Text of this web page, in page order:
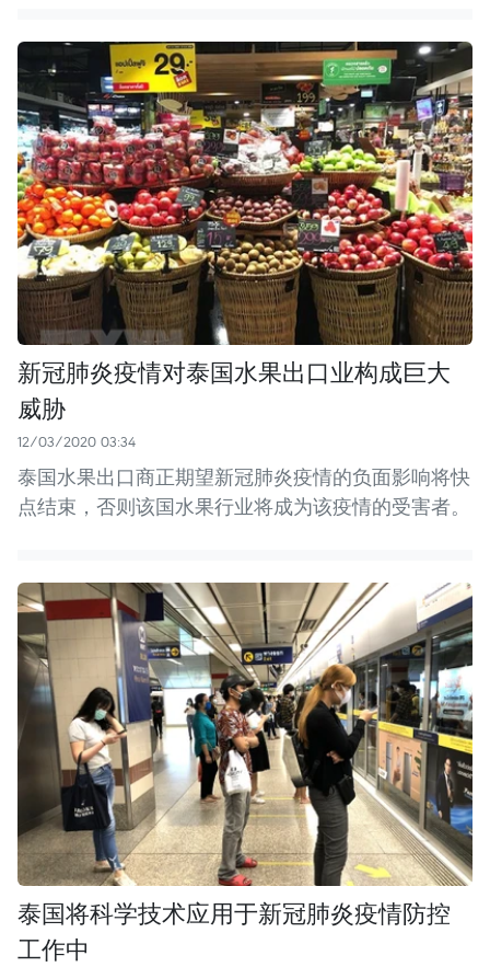
新冠肺炎疫情对泰国水果出口业构成巨大
威胁
12/03/2020 03:34
泰国水果出口商正期望新冠肺炎疫情的负面影响将快
点结束，否则该国水果行业将成为该疫情的受害者。
泰国将科学技术应用于新冠肺炎疫情防控
工作中